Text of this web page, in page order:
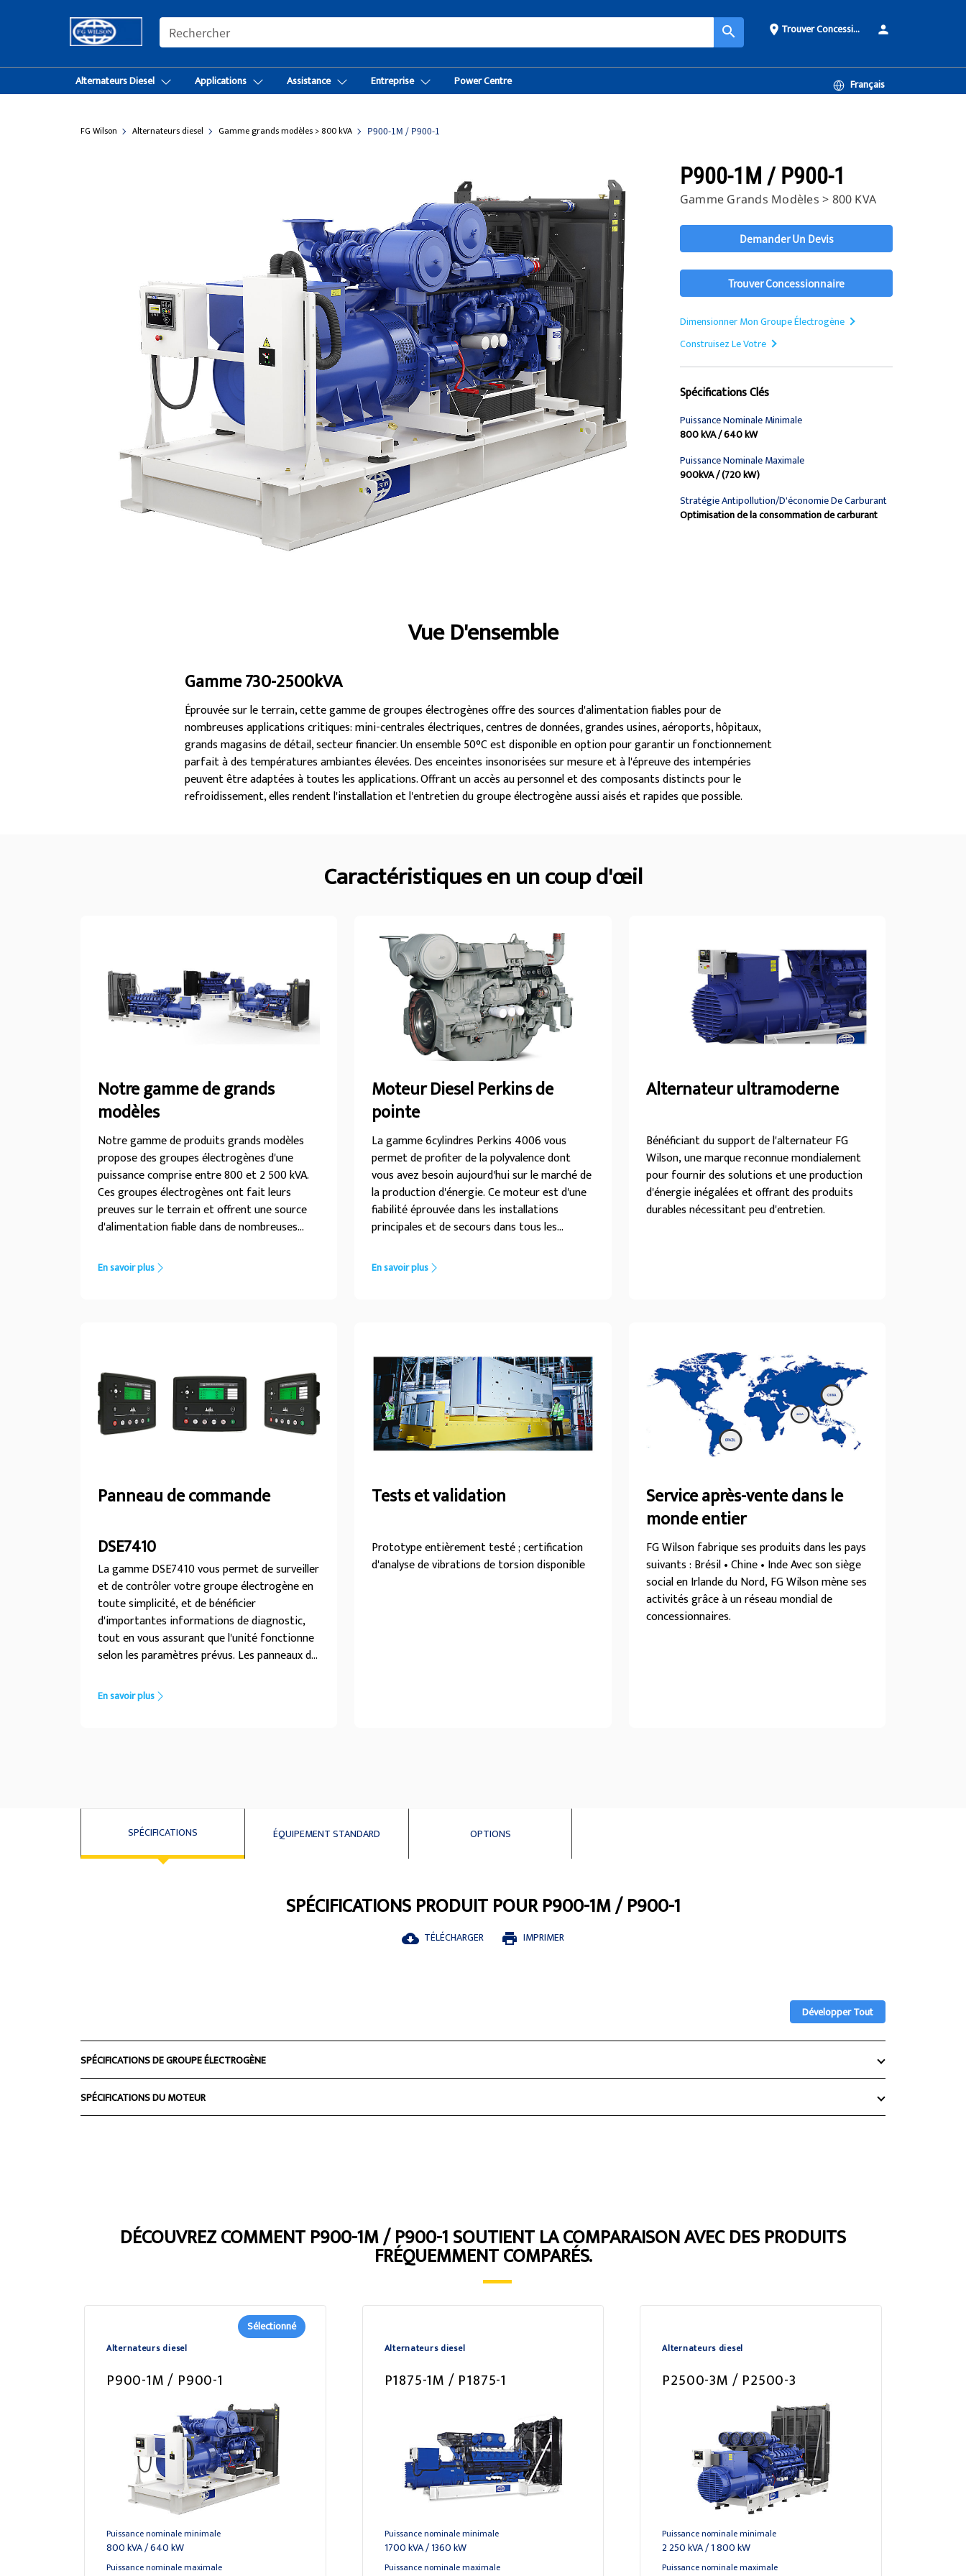
SEARCH search place Trouver Concessionnaireperson
Alternateurs Diesel Applications Assistance Entreprise Power Centre Français
FG Wilson Alternateurs diesel Gamme grands modèles > 800 kVA P900-1M / P900-1
P900-1M / P900-1
Gamme Grands Modèles > 800 KVA
Demander Un Devis
Trouver Concessionnaire
Dimensionner Mon Groupe Électrogène
Construisez Le Votre
Spécifications Clés
Puissance Nominale Minimale
800 kVA / 640 kW
Puissance Nominale Maximale
900kVA / (720 kW)
Stratégie Antipollution/d'économie De Carburant
Optimisation de la consommation de carburant
Spécifications Présentation
Vue D'ensemble
Gamme 730-2500kVA
Éprouvée sur le terrain, cette gamme de groupes électrogènes offre des sources d'alimentation fiables pour de
nombreuses applications critiques: mini-centrales électriques, centres de données, grandes usines, aéroports, hôpitaux,
grands magasins de détail, secteur financier. Un ensemble 50°C est disponible en option pour garantir un fonctionnement
parfait à des températures ambiantes élevées. Des enceintes insonorisées sur mesure et à l'épreuve des intempéries
peuvent être adaptées à toutes les applications. Offrant un accès au personnel et des composants distincts pour le
refroidissement, elles rendent l'installation et l'entretien du groupe électrogène aussi aisés et rapides que possible.
Caractéristiques en un coup d'œil
Notre gamme de grands
modèles
Notre gamme de produits grands modèles
propose des groupes électrogènes d'une
puissance comprise entre 800 et 2 500 kVA.
Ces groupes électrogènes ont fait leurs
preuves sur le terrain et offrent une source
d'alimentation fiable dans de nombreuses
électriques, centres de données, grandes
usines, aéroports, hôpitaux et grands
de refroidissement et de systèmes de
commande spéciaux et sur mesure: notre
équipe spécialisée dans les solutions d'énergie
personnalisées répondra à tous vos besoins.
En savoir plus
Moteur Diesel Perkins de
pointe
La gamme 6cylindres Perkins 4006 vous
permet de profiter de la polyvalence dont
vous avez besoin aujourd'hui sur le marché de
la production d'énergie. Ce moteur est d'une
fiabilité éprouvée dans les installations
principales et de secours dans tous les
production, les hôpitaux et les centres de
données. Les Moteurs 4006 disposent de
En savoir plus
Alternateur ultramoderne
Bénéficiant du support de l'alternateur FG
Wilson, une marque reconnue mondialement
pour fournir des solutions et une production
d'énergie inégalées et offrant des produits
durables nécessitant peu d'entretien.
Panneau de commande
DSE7410
La gamme DSE7410 vous permet de surveiller
et de contrôler votre groupe électrogène en
toute simplicité, et de bénéficier
d'importantes informations de diagnostic,
tout en vous assurant que l'unité fonctionne
selon les paramètres prévus. Les panneaux de
navigation simple et intuitif et simplifient le
fonctionnement de votre groupe
En savoir plus
Tests et validation
Prototype entièrement testé ; certification
d'analyse de vibrations de torsion disponible
Service après-vente dans le
monde entier
FG Wilson fabrique ses produits dans les pays
suivants : Brésil • Chine • Inde Avec son siège
social en Irlande du Nord, FG Wilson mène ses
activités grâce à un réseau mondial de
concessionnaires.
SPÉCIFICATIONS ÉQUIPEMENT STANDARD OPTIONS
SPÉCIFICATIONS PRODUIT POUR P900-1M / P900-1
cloud_download TÉLÉCHARGER print IMPRIMER
Développer Tout
SPÉCIFICATIONS DE GROUPE ÉLECTROGÈNE
SPÉCIFICATIONS DU MOTEUR
DÉCOUVREZ COMMENT P900-1M / P900-1 SOUTIENT LA COMPARAISON AVEC DES PRODUITS
FRÉQUEMMENT COMPARÉS.
Alternateurs diesel
Sélectionné
P900-1M / P900-1
Puissance nominale minimale
800 kVA / 640 kW
Puissance nominale maximale
Alternateurs diesel
P1875-1M / P1875-1
Puissance nominale minimale
1700 kVA / 1360 kW
Puissance nominale maximale
Alternateurs diesel
P2500-3M / P2500-3
Puissance nominale minimale
2 250 kVA / 1 800 kW
Puissance nominale maximale